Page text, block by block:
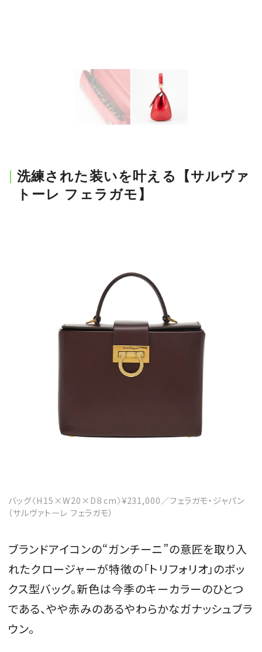
洗練された装いを叶える【サルヴァ
トーレ フェラガモ】
バッグ〈H15×W20×D８cm〉¥231,000／フェラガモ・ジャパン
（サルヴァトーレ フェラガモ）
ブランドアイコンの“ガンチーニ”の意匠を取り入
れたクロージャーが特徴の「トリフォリオ」のボッ
クス型バッグ。新色は今季のキーカラーのひとつ
である、やや赤みのあるやわらかなガナッシュブラ
ウン。